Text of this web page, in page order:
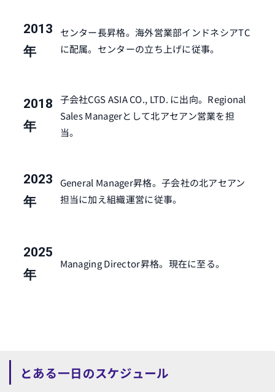
2013
年
センター長昇格。海外営業部インドネシアTC
に配属。センターの立ち上げに従事。
2018
年
子会社CGS ASIA CO., LTD. に出向。Regional
Sales Managerとして北アセアン営業を担
当。
2023
年
General Manager昇格。子会社の北アセアン
担当に加え組織運営に従事。
2025
年
Managing Director昇格。現在に至る。
とある一日のスケジュール